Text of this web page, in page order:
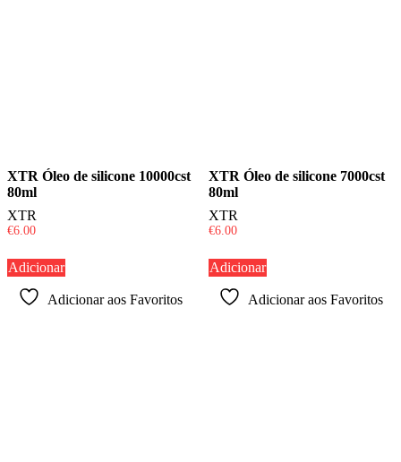
XTR Óleo de silicone 10000cst
80ml
XTR
€6.00
Adicionar
Adicionar aos Favoritos
XTR Óleo de silicone 7000cst
80ml
XTR
€6.00
Adicionar
Adicionar aos Favoritos